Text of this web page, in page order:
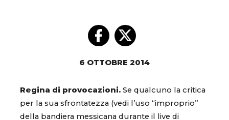
6 OTTOBRE 2014
Regina di provocazioni. Se qualcuno la critica
per la sua sfrontatezza (vedi l’uso “improprio”
della bandiera messicana durante il live di